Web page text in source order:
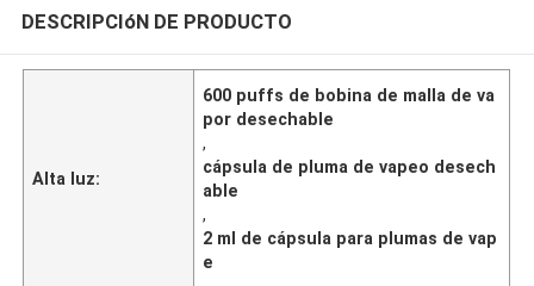
DESCRIPCIóN DE PRODUCTO
Alta luz:
600 puffs de bobina de malla de va
por desechable
,
cápsula de pluma de vapeo desech
able
,
2 ml de cápsula para plumas de vap
e